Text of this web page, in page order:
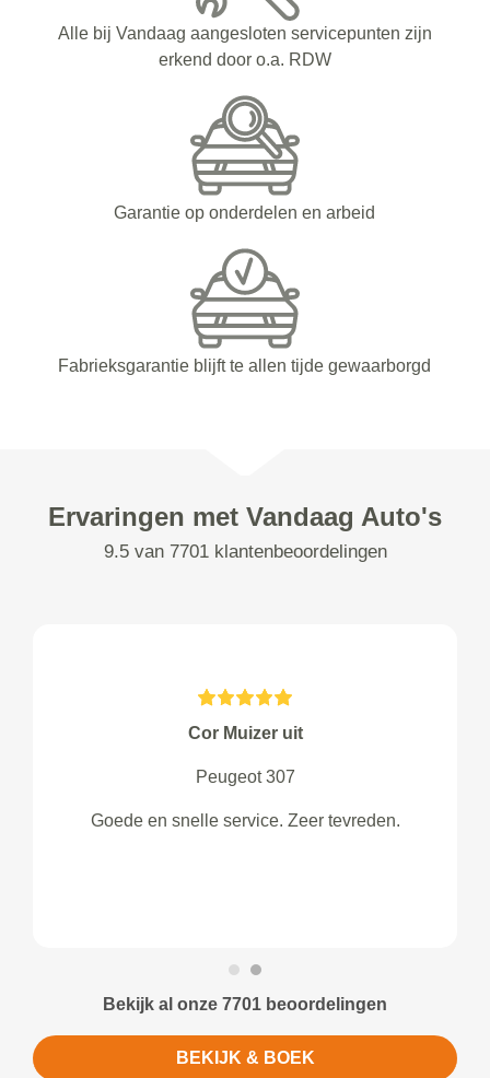
Alle bij Vandaag aangesloten servicepunten zijn
erkend door o.a. RDW
Garantie op onderdelen en arbeid
Fabrieksgarantie blijft te allen tijde gewaarborgd
Ervaringen met Vandaag Auto's
9.5 van 7701 klantenbeoordelingen
Cor Muizer uit
Peugeot 307
Goede en snelle service. Zeer tevreden.
Bekijk al onze 7701 beoordelingen
BEKIJK & BOEK